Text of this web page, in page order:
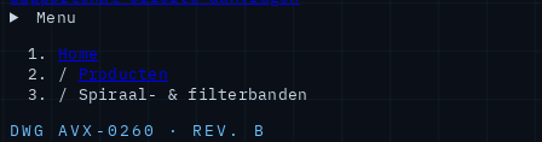
Menu
Home
/
Producten
/ Spiraal- & filterbanden
DWG AVX-0260 · REV. B